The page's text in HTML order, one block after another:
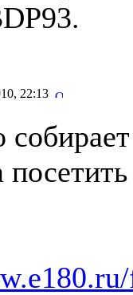
22:13